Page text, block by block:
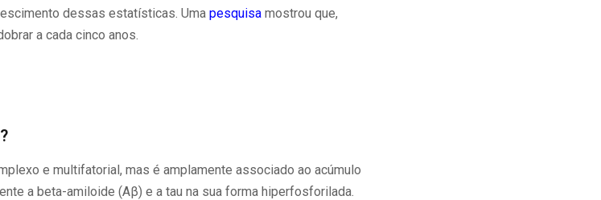
dessas estatísticas. Uma pesquisamostrou que,
a cada cinco anos.
e multifatorial, mas é amplamente associado ao acúmulo
a beta-amiloide (Aβ) e a tau na sua forma hiperfosforilada.